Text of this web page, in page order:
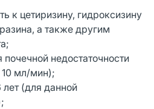
к цетиризину, гидроксизину
а также другим
недостаточности
10 мл/мин);
лет (для данной